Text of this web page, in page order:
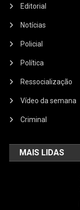
Editorial
Notícias
Policial
Política
Ressocialização
Vídeo da semana
Criminal
MAIS LIDAS